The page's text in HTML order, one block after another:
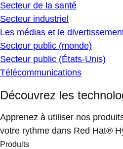
Secteur de la santé
Secteur industriel
Les médias et le
Secteur public (monde)
Secteur public (États-Unis)
Télécommunications
Découvrez les
Apprenez à utiliser nos
votre rythme dans Red Hat®
Produits